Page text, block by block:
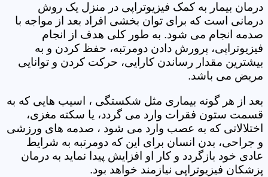
درمان بیمار به کمک فیزیوتراپی در منزل یک روش
درمانی است که برای توان بخشی افراد بعد از مواجه با
صدمه انجام می شود. به طور کلی هدف از انجام
فیزیوتراپی، پرورش دادن دومرتبه، حفظ کردن و به
بیشترین مقدار رساندن کارایی، حرکت کردن و توانایی
مریض می باشد.
بعد از هر گونه بیماری مثل شکستگی ، اسیب هایی که به
قسمت ستون فقرات وارد می گردد، یا سکته مغزی،
اختلالاتی که به عصب وارد می شود ، صدمه های ورزشی
و جراحی، بدن انسان برای این که دومرتبه به شرایط
عادی خود بازگردد و کار او افزایش پیدا نماید به درمان
پزشکان فیزیوتراپی نیازمند خواهد بود.